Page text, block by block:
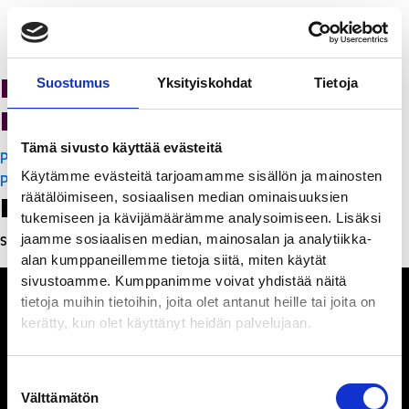
Suostumus Yksityiskohdat Tietoja
Tämä sivusto käyttää evästeitä
Käytämme evästeitä tarjoamamme sisällön ja mainosten
räätälöimiseen, sosiaalisen median ominaisuuksien
tukemiseen ja kävijämäärämme analysoimiseen. Lisäksi
jaamme sosiaalisen median, mainosalan ja analytiikka-
alan kumppaneillemme tietoja siitä, miten käytät
sivustoamme. Kumppanimme voivat yhdistää näitä
tietoja muihin tietoihin, joita olet antanut heille tai joita on
kerätty, kun olet käyttänyt heidän palvelujaan.
valinta
Välttämätön
K-Citymarket Pori
Puuvilla
Artikkelien
selaus
PanchoVilla
PanchoVilla
Leave a Reply
Sinun täytyykirjautua sisäänkommentoidaksesi.
ihmeteltävää